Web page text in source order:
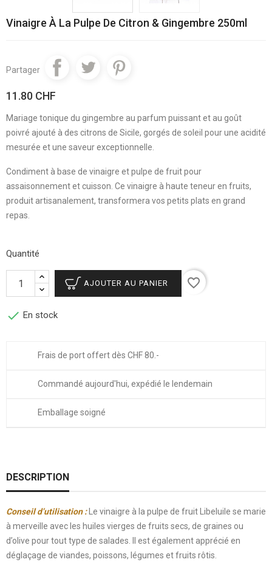
Vinaigre À La Pulpe De Citron & Gingembre 250ml
Partager
11.80 CHF
Mariage tonique du gingembre au parfum puissant et au goût
poivré ajouté à des citrons de Sicile, gorgés de soleil pour une acidité
mesurée et une saveur exceptionnelle.
Condiment à base de vinaigre et pulpe de fruit pour
assaisonnement et cuisson. Ce vinaigre à haute teneur en fruits,
produit artisanalement, transformera vos petits plats en grand
repas.
Quantité
AJOUTER AU PANIER favorite_border
 En stock
Frais de port offert dès CHF 80.-
Commandé aujourd'hui, expédié le lendemain
Emballage soigné
DESCRIPTION
Conseil d’utilisation :Le vinaigre à la pulpe de fruit Libeluile se marie
à merveille avec les huiles vierges de fruits secs, de graines ou
d’olive pour tout type de salades. Il est également apprécié en
déglaçage de viandes, poissons, légumes et fruits rôtis.